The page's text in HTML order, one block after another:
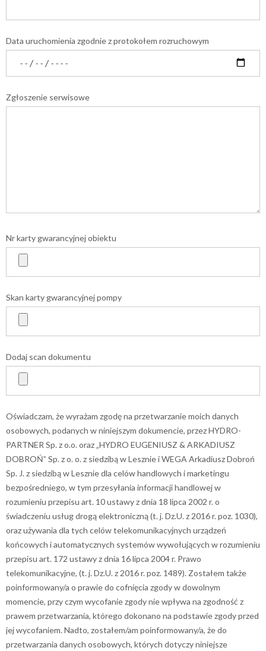
Data uruchomienia zgodnie z protokołem rozruchowym
Zgłoszenie serwisowe
Nr karty gwarancyjnej obiektu
Skan karty gwarancyjnej pompy
Dodaj scan dokumentu
Oświadczam, że wyrażam zgodę na przetwarzanie moich danych
osobowych, podanych w niniejszym dokumencie, przez HYDRO-
PARTNER Sp. z o.o. oraz „HYDRO EUGENIUSZ & ARKADIUSZ
DOBROŃ” Sp. z o. o. z siedzibą w Lesznie i WEGA Arkadiusz Dobroń
Sp. J. z siedzibą w Lesznie dla celów handlowych i marketingu
bezpośredniego, w tym przesyłania informacji handlowej w
rozumieniu przepisu art. 10 ustawy z dnia 18 lipca 2002 r. o
świadczeniu usług drogą elektroniczną (t. j. Dz.U. z 2016 r. poz. 1030),
oraz używania dla tych celów telekomunikacyjnych urządzeń
końcowych i automatycznych systemów wywołujących w rozumieniu
przepisu art. 172 ustawy z dnia 16 lipca 2004 r. Prawo
telekomunikacyjne, (t. j. Dz.U. z 2016 r. poz. 1489). Zostałem także
poinformowany/a o prawie do cofnięcia zgody w dowolnym
momencie, przy czym wycofanie zgody nie wpływa na zgodność z
prawem przetwarzania, którego dokonano na podstawie zgody przed
jej wycofaniem. Nadto, zostałem/am poinformowany/a, że do
przetwarzania danych osobowych, których dotyczy niniejsze